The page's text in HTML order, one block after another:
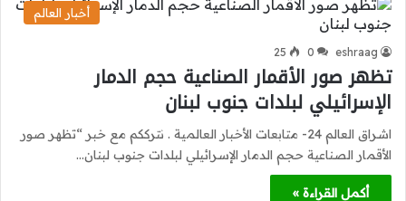
أخبار العالم
eshraag
0
25
تظهر صور الأقمار الصناعية حجم الدمار
الإسرائيلي لبلدات جنوب لبنان
اشراق العالم 24- متابعات الأخبار العالمية . نترككم مع خبر “تظهر صور
الأقمار الصناعية حجم الدمار الإسرائيلي لبلدات جنوب لبنان…
أكمل القراءة »